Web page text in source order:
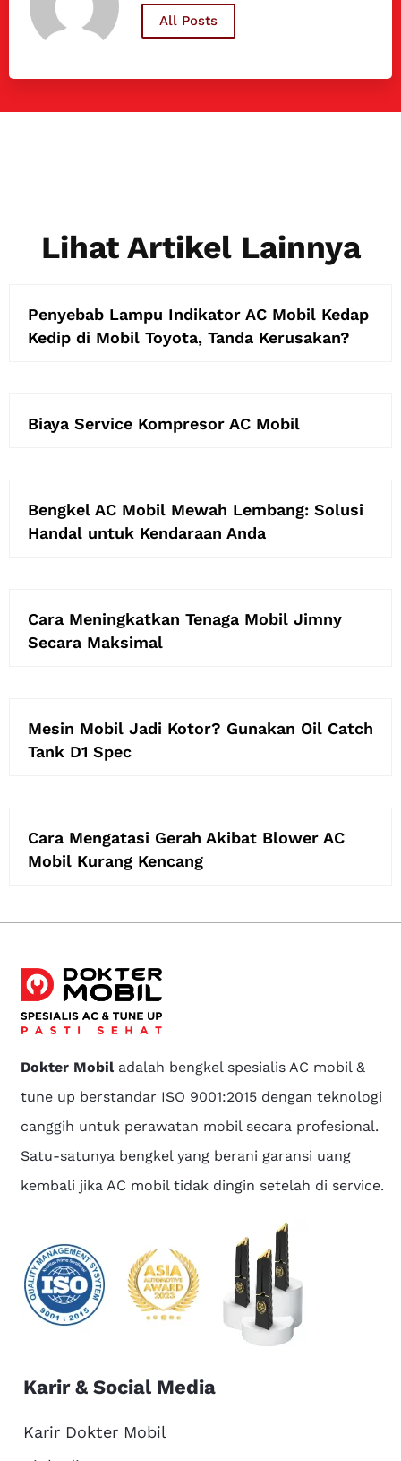
All Posts
Lihat Artikel Lainnya
Penyebab Lampu Indikator AC Mobil Kedap
Kedip di Mobil Toyota, Tanda Kerusakan?
Biaya Service Kompresor AC Mobil
Bengkel AC Mobil Mewah Lembang: Solusi
Handal untuk Kendaraan Anda
Cara Meningkatkan Tenaga Mobil Jimny
Secara Maksimal
Mesin Mobil Jadi Kotor? Gunakan Oil Catch
Tank D1 Spec
Cara Mengatasi Gerah Akibat Blower AC
Mobil Kurang Kencang
Dokter Mobiladalah bengkel spesialis AC mobil &
tune up berstandar ISO 9001:2015 dengan teknologi
canggih untuk perawatan mobil secara profesional.
Satu-satunya bengkel yang berani garansi uang
kembali jika AC mobil tidak dingin setelah di service.
Karir & Social Media
Karir Dokter Mobil